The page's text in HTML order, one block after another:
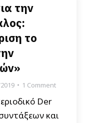
την
το
1 Comment
Der
και